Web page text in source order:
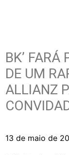
BK’ FARÁ
DE UM
ALLIANZ
13 de maio de